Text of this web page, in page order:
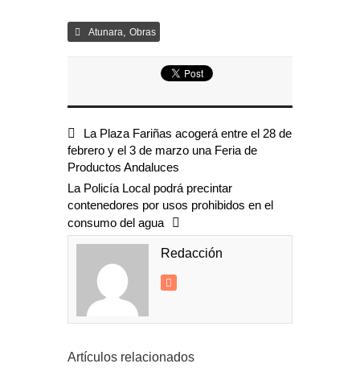
Atunara, Obras
La Plaza Fariñas acogerá entre el 28 de
febrero y el 3 de marzo una Feria de
Productos Andaluces
La Policía Local podrá precintar
contenedores por usos prohibidos en el
consumo del agua
Redacción
Artículos relacionados